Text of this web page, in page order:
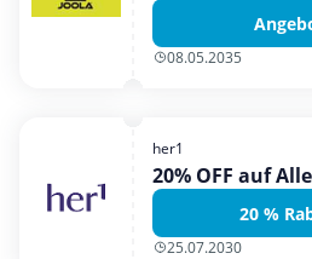
08.05.2035
her1
20% OFF auf
20 %
25.07.2030